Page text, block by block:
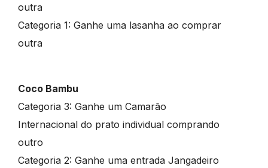
outra
Categoria 1: Ganhe uma lasanha ao comprar
outra
Coco Bambu
Categoria 3: Ganhe um Camarão
Internacional do prato individual comprando
outro
Categoria 2: Ganhe uma entrada Jangadeiro